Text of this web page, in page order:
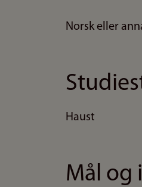
Norsk eller
Haust
Mål og